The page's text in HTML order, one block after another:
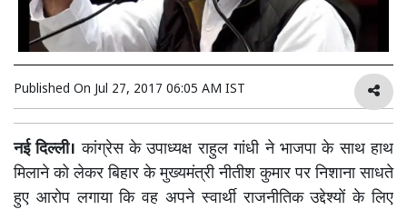
Published On Jul 27, 2017 06:05 AM IST
नई दिल्ली। कांग्रेस के उपाध्यक्ष राहुल गांधी ने भाजपा के साथ हाथ
मिलाने को लेकर बिहार के मुख्यमंत्री नीतीश कुमार पर निशाना साधते
हुए आरोप लगाया कि वह अपने स्वार्थी राजनीतिक उद्देश्यों के लिए